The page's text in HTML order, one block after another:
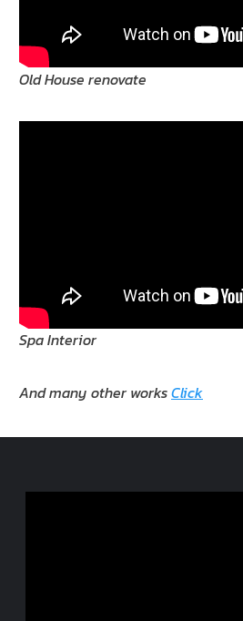
Old House renovate
Spa Interior
And many other worksClick